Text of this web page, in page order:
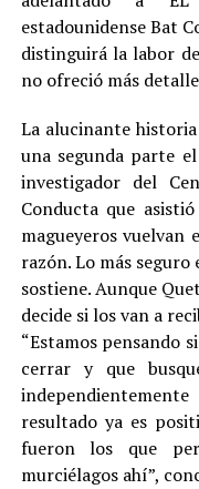
estadounidense Bat
distinguirá la labor
no ofreció más
La alucinante
una segunda parte
investigador del
Conducta que
magueyeros vuelvan
razón. Lo más seguro
sostiene. Aunque
decide si los van a
“Estamos pensando
cerrar y que
resultado ya es
fueron los que
murciélagos ahí”,